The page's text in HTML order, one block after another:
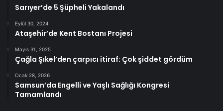
Sarıyer’de 5 Şüpheli Yakalandı
Eylül 30, 2024
Ataşehir’de Kent Bostanı Projesi
Mayıs 31, 2025
Çağla Şıkel’den çarpıcı itiraf: Çok şiddet gördüm
Ocak 28, 2026
Samsun’da Engelli ve Yaşlı Sağlığı Kongresi
Tamamlandı